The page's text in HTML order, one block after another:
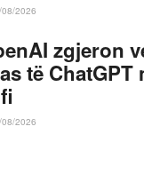
2026
zgjeron
të ChatGPT
2026